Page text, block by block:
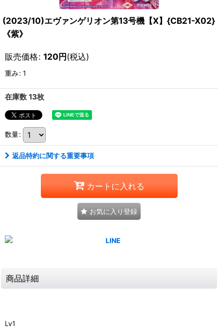
(2023/10)エヴァンゲリオン第13号機【X】{CB21-X02}
《紫》
販売価格: 120円(税込)
重み: 1
在庫数 13枚
数量:
返品特約に関する重要事項
カートに入れる
お気に入り登録
商品詳細
Lv1